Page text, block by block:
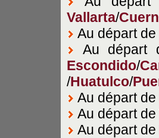
Vallarta/
Au départ de
Au départ
Escondido/
/Huatulco/
Au départ de
Au départ de
Au départ